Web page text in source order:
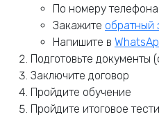
По номеру телефона
Закажите обратный
Напишите в
Подготовьте документы
Заключите договор
Пройдите обучение
Пройдите итоговое